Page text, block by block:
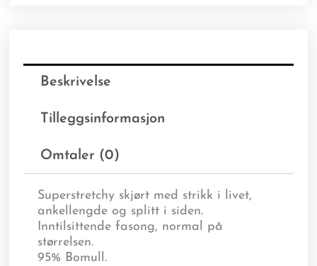
Beskrivelse
Tilleggsinformasjon
Omtaler (0)
Superstretchy skjørt med strikk i livet,
ankellengde og splitt i siden.
Inntilsittende fasong, normal på
størrelsen.
95% Bomull.